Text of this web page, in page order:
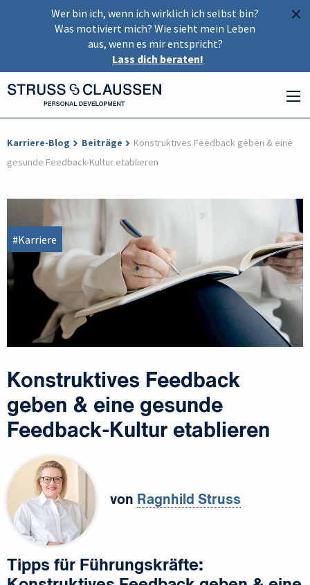
×
Wer bin ich, wenn ich wirklich ich selbst bin?
Was motiviert mich? Wie sieht mein Leben
aus, wenn es mir entspricht?
Lass dich beraten!
Karriere-Blog Beiträge
Konstruktives Feedback geben & eine
gesunde Feedback-Kultur etablieren
#Karriere
Konstruktives Feedback
geben & eine gesunde
Feedback-Kultur etablieren
von Ragnhild Struss
Tipps für Führungskräfte: